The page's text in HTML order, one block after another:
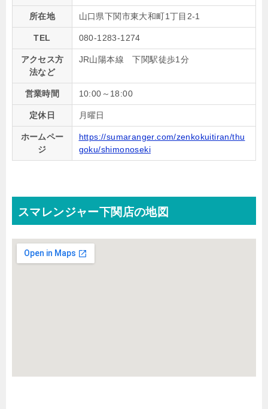
所在地 山口県下関市東大和町1丁目2-1
TEL 080-1283-1274
アクセス方
法など
JR山陽本線 下関駅徒歩1分
営業時間 10:00～18:00
定休日 月曜日
ホームペー
ジ
https://sumaranger.com/zenkokuitiran/thu
goku/shimonoseki
スマレンジャー下関店の地図